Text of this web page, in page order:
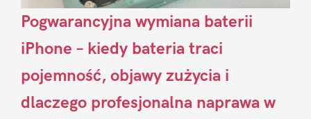
Pogwarancyjna wymiana baterii
iPhone – kiedy bateria traci
pojemność, objawy zużycia i
dlaczego profesjonalna naprawa w